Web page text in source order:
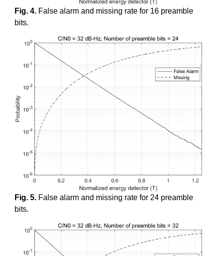
Fig. 4. False alarm and missing rate for 16 preamble
bits.
Fig. 5. False alarm and missing rate for 24 preamble
bits.